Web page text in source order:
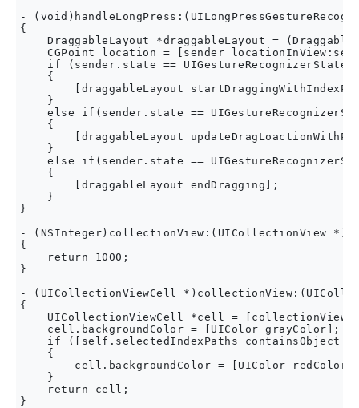
-
{
DraggableLayout *draggableLayout =
CGPoint location = [sender
if (sender.state ==
    {
[draggableLayout
    }
else if(sender.state ==
    {
[draggableLayout
    }
else if(sender.state ==
    {
        [draggableLayout endDragging];
    }
}
- (NSInteger)collectionView:(UICollectionView
{
    return 1000;
}
- (UICollectionViewCell
{
UICollectionViewCell *cell = [collectionView
    cell.backgroundColor = [UIColor grayColor];
if ([self.selectedIndexPaths
    {
cell.backgroundColor = [UIColor
    }
    return cell;
}